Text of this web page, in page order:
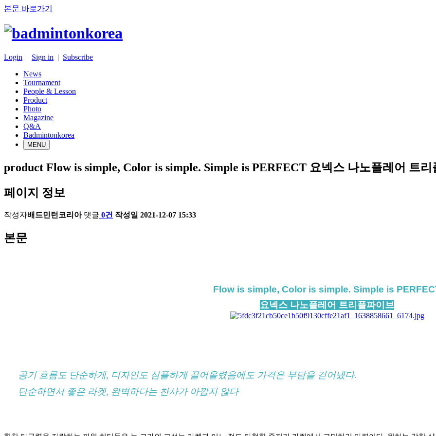
본문 바로가기
Login | Sign in | Subscribe
News
Tournament
People & Lesson
Product
Photo
Magazine
Q&A
Badmintonkorea
MENU
product Flow is simple, Color is simple. Simple is PERFECT 요넥스 나노플레어 트
페이지 정보
작성자배드민턴코리아 댓글 0건 작성일 2021-12-07 15:33
본문
Flow is simple, Color is simple. Simple is
요넥스 나노플레어 트리플파이브
공기 흐름도 단순하게, 디자인도 심플하게 끌어올렸음에도 가격은 부담을 걷어냈다.
단순하면서 좋은 라켓, 완벽하다는 찬사가 아깝지 않다